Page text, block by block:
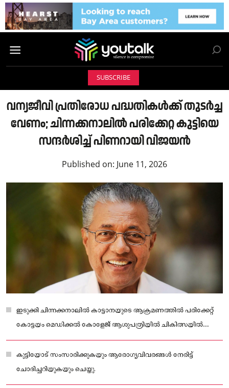
SUBSCRIBE
വന്യജീവി പ്രതിരോധ പദ്ധതികൾക്ക് തുടർച്ച
വേണം; ചിന്നക്കനാലിൽ പരിക്കേറ്റ കുട്ടിയെ
സന്ദർശിച്ച് പിണറായി വിജയൻ
Published on: June 11, 2026
ഇടുക്കി ചിന്നക്കനാലിൽ കാട്ടാനയുടെ ആക്രമണത്തിൽ പരിക്കേറ്റ്
കോട്ടയം മെഡിക്കൽ കോളേജ് ആശുപത്രിയിൽ ചികിത്സയിൽ
കഴിയുന്ന കുട്ടിയെ പ്രതിപക്ഷ നേതാവ് പിണറായി വിജയൻ
സന്ദർശിച്ചു.
കുട്ടിയോട് സംസാരിക്കുകയും ആരോഗ്യവിവരങ്ങൾ നേരിട്ട്
ചോദിച്ചറിയുകയും ചെയ്തു.